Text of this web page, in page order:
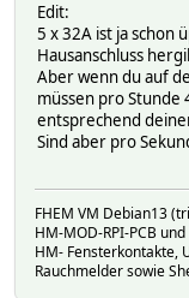
Edit:
5 x 32A ist ja schon
Hausanschluss
Aber wenn du auf
müssen pro
entsprechend
Sind aber pro
FHEM VM Debian13
HM-MOD-RPI-PCB
HM- Fensterkontakte,
Rauchmelder sowie